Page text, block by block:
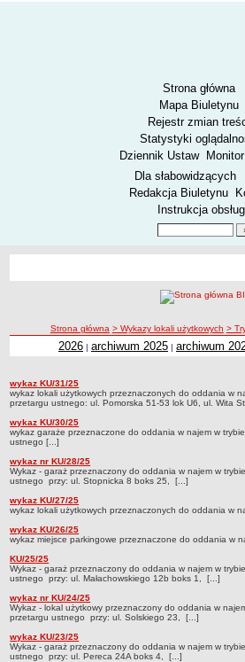
Strona główna
Mapa Biuletynu
Rejestr zmian
Statystyki
Dziennik Ustaw
Menu dodatkowe
Dla słabowidzących
Redakcja Biuletynu
Instrukcja
SPOSÓB PRZYJMOWANIA I ZAŁATWIANIA SPRAW
SYGNALIŚCI
RODO.
O ZZK
Czym się zajmujemy
Organizacja
Kierownictwo Zarządu Zasobu
Majątek, którym dysponuje ZZK
Deklaracja dostępności
STREFA PRACOWNIKA
BIURA OBSŁUGI KLIENTA
BOK-i
Profil nabywcy
ścieżka nawigacji
Strona główna > Wykazy lokali użytkowych >
archiwum 2025
2026 | archiwum 2025 | archiwum
archiwum 2025
wykaz KU/31/25
wykaz lokali użytkowych przeznaczonych do oddania w
przetargu ustnego: ul. Pomorska 51-53 lok U6, ul. Wita
wykaz KU/30/25
wykaz garaże przeznaczone do oddania w najem w
ustnego [...]
wykaz nr KU/28/25
Wykaz - garaż przeznaczony do oddania w najem w
ustnego przy: ul. Stopnicka 8 boks 25, [...]
wykaz KU/27/25
wykaz lokali użytkowych przeznaczonych do oddania w
wykaz KU/26/25
wykaz miejsce parkingowe przeznaczone do oddania w
KU/25/25
Wykaz - garaż przeznaczony do oddania w najem w
ustnego przy: ul. Małachowskiego 12b boks 1, [...]
wykaz nr KU/24/25
Wykaz - lokal użytkowy przeznaczony do oddania w
przetargu ustnego przy: ul. Solskiego 23, [...]
wykaz KU/23/25
Wykaz - garaż przeznaczony do oddania w najem w
ustnego przy: ul. Pereca 24A boks 4, [...]